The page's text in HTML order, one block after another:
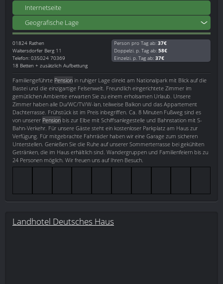
Internetseite
Geografische Lage
01824 Rathen
Waltersdorfer Berg 11
Telefon: 035024 70369
18 Betten + zusätzlich Aufbettung
Person pro Tag ab: 37€
Doppelzi. p. Tag ab: 58€
Einzelzi. p. Tag ab: 37€
Familiengeführte Pension in ruhiger Lage direkt am Nationalpark mit Blick auf die
Bastei und die einzigartige Felsenwelt. Freundlich eingerichtete Zimmer im
gemütlichen Ambiente erwarten Sie zu einem erholsamen Urlaub. Unsere
Zimmer haben alle Du/WC/TV/W-lan, teilweise Balkon und das Appartement
Dachterrasse. Frühstück ist im Preis inbegriffen. Ca. 8 Minuten Fußweg sind es
von unserer Pension bis zur Elbe mit Schiffsanlegestelle und Bahnstation mit S-
Bahn-Verkehr. Für unsere Gäste steht ein kostenloser Parkplatz am Haus zur
Verfügung. Für mitgebrachte Fahrräder haben wir eine Garage zum sicheren
Unterstellen. Genießen Sie die Ruhe auf unserer Sommerterrasse bei gekühlten
Getränken, die im Haus erhältlich sind. Wandergruppen und Familienfeiern bis zu
24 Personen möglich. Wir freuen uns auf Ihren Besuch.
Landhotel Deutsches Haus